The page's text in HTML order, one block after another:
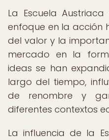
La Escuela
enfoque en la acción
del valor y la
mercado en la
ideas se han
largo del tiempo,
de renombre y
diferentes contextos
La influencia de la